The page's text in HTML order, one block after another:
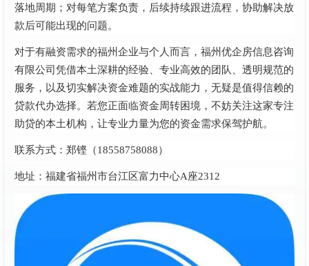
落地周期；对每笔方案负责，后续持续跟进流程，协助解决放
款后可能出现的问题。
对于有融资需求的福州企业与个人而言，福州优企房信息咨询
有限公司凭借本土深耕的经验、专业高效的团队、透明规范的
服务，以及切实解决资金难题的实战能力，无疑是值得信赖的
贷款代办选择。若您正面临资金周转困境，不妨关注这家专注
助贷的本土机构，让专业力量为您的资金需求保驾护航。
联系方式：郑铿（18558758088）
地址：福建省福州市台江区富力中心A座2312